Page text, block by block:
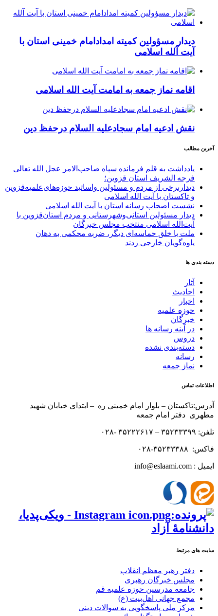
دیدار مسؤولین کمیته امدادامام خمینی استان با
آیت آلله اسلامی
اقامه نماز جمعه به امامت آیت الله اسلامی
نقش ادعیه امام سجادعلیه السلام درحفظ دین
آخرین مطالب
یادداشت به قلم فرمانده سپاه صاحب‌الامر عجل الله تعالی
فرجه الشریف استان قزوین؛
دیداربرخی از مردم و مسئولین واساتید حوزه‌های‌علمیه‌قزوین
و تاکستان با آیت الله اسلامی
نشست اصحاب رسانه استان با آیت الله اسلامی
دیدار مسئولین استانی‌وشهرستانی و مردم‌ استان‌قزوین با
آیت‌الله‌ اسلامی منتخب مجلس‌ خبرگان
ملت با خلق حماسه‌ای دیگر، ضربه محکمی به دهان
یاوه‌گویان خارجی زدند
دسته بندی ها
آثار
احادیث
اخبار
حوزه علمیه
خبرگان
در آینه رسانه ها
دروس
دسته‌بندی نشده
رسانه
نماز جمعه
اطلاعات تماس
آدرس:تاکستان – بلوار امام خمینی ره – ابتدای خیابان شهید
مطهری دفتر امام جمعه
تلفن: ۳۵۲۳۳۳۹۹ – ۳۵۲۲۲۶۱۷ -۰۲۸
فاکس: ۳۵۲۳۳۳۸۸-۰۲۸
ایمیل : info@eslaami.com
سایت های مرتبط
دفتر رهبر معظم انقلاب
مجلس خبرگان رهبری
جامعه مدرسین حوزه علمیه قم
مجمع جهانی اهل‌بیت (ع)
مرکز ملی پاسخگویی به سوالات دینی